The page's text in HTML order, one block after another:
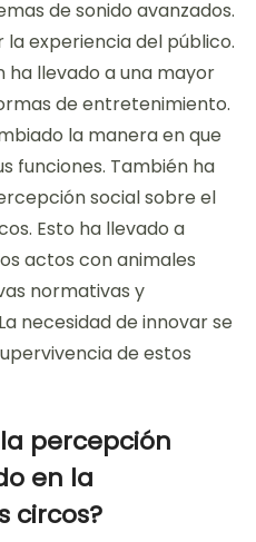
de sonido avanzados.
experiencia del público.
ha llevado a una mayor
de entretenimiento.
la manera en que
funciones. También ha
social sobre el
Esto ha llevado a
actos con animales
normativas y
necesidad de innovar se
de estos
percepción
en la
circos?